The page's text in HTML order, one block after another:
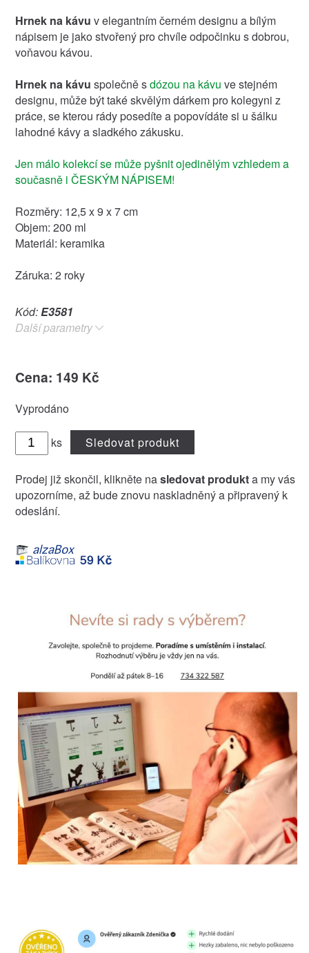
Hrnek na kávu v elegantním černém designu a bílým
nápisem je jako stvořený pro chvíle odpočinku s dobrou,
voňavou kávou.
Hrnek na kávu společně sdózou na kávu ve stejném
designu, může být také skvělým dárkem pro kolegyni z
práce, se kterou rády posedíte a popovídáte si u šálku
lahodné kávy a sladkého zákusku.
Jen málo kolekcí se může pyšnit ojedinělým vzhledem a
současně i ČESKÝM NÁPISEM!
Rozměry: 12,5 x 9 x 7 cm
Objem: 200 ml
Materiál: keramika
Záruka: 2 roky
Kód:E3581
Další parametry
Cena: 149 Kč
Vyprodáno
ks Sledovat produkt
Prodej již skončil, klikněte nasledovat produkta my vás
upozorníme, až bude znovu naskladněný a připravený k
odeslání.